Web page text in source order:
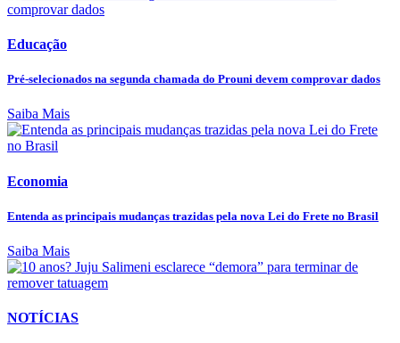
Educação
Pré-selecionados na segunda chamada do Prouni devem comprovar dados
Saiba Mais
Economia
Entenda as principais mudanças trazidas pela nova Lei do Frete no Brasil
Saiba Mais
NOTÍCIAS